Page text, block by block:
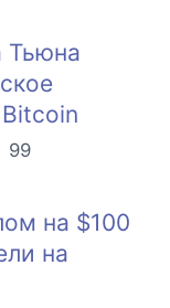
Тьюна
99
на $100
на